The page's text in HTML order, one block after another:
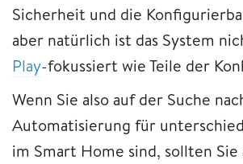
Sicherheit und die
aber natürlich ist das System
Play-fokussiert wie Teile der
Wenn Sie also auf der Suche
Automatisierung für
im Smart Home sind, sollten Sie